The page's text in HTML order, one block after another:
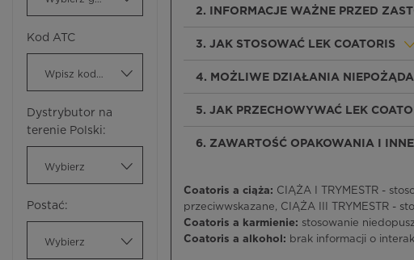
Kod ATC
Dystrybutor na
terenie Polski:
Wybierz
Postać:
Wybierz
2. INFORMACJE WAŻNE PRZED
3. JAK STOSOWAĆ LEK COATORIS
4. MOŻLIWE DZIAŁANIA
5. JAK PRZECHOWYWAĆ LEK
6. ZAWARTOŚĆ OPAKOWANIA I
Coatoris a ciąża: CIĄŻA I TRYMESTR -
przeciwwskazane, CIĄŻA III TRYMESTR -
Coatoris a karmienie: stosowanie
Coatoris a alkohol: brak informacji o